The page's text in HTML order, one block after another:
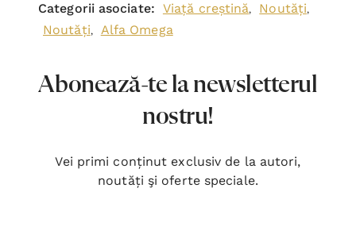
Categorii asociate: Viață creștină, Noutăți,
Noutăți, Alfa Omega
Abonează-te la newsletterul
nostru!
Vei primi conținut exclusiv de la autori,
noutăți şi oferte speciale.